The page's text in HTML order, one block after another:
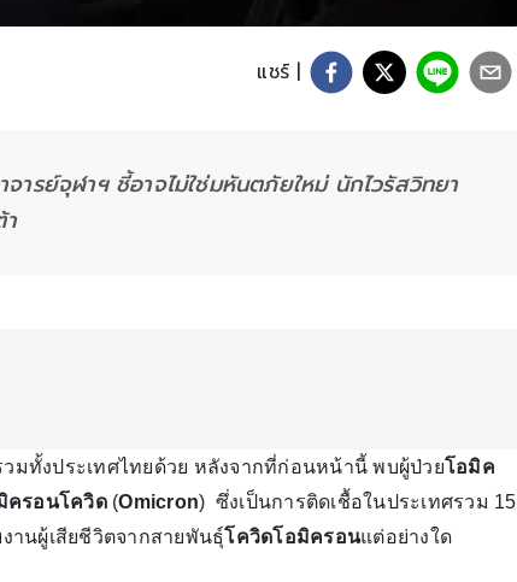
แชร์ |
ารย์จุฬาฯ ชี้อาจไม่ใช่มหันตภัยใหม่ นักไวรัสวิทยา
มทั้งประเทศไทยด้วย หลังจากที่ก่อนหน้านี้ พบผู้ป่วยโอมิค
ครอนโควิด(Omicron) ซึ่งเป็นการติดเชื้อในประเทศรวม 15
านผู้เสียชีวิตจากสายพันธุ์โควิดโอมิครอนแต่อย่างใด